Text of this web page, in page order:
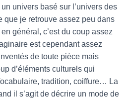
univers basé sur l’univers des
que je retrouve assez peu dans
général, c’est du coup assez
est cependant assez
de toute pièce mais
d’éléments culturels qui
tradition, coiffure… La
il s’agit de décrire un mode de